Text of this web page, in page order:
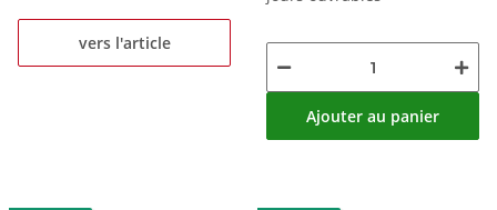
vers l'article
Ajouter au panier